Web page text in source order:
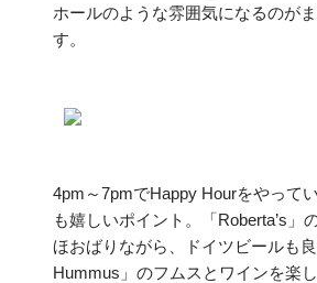
ホールのような雰囲気になるのが
す。
4pm～7pmでHappy Hourをやって
も嬉しいポイント。「Roberta’s」
ほおばりながら、ドイツビールも
Hummus」のフムスとワインを楽